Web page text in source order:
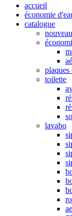
accueil
économie
catalogue
plaques
toilette
lavabo